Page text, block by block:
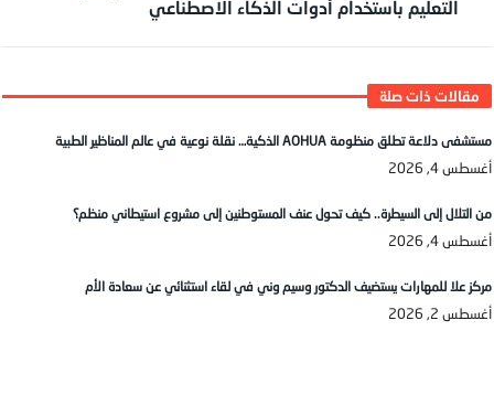
التعليم باستخدام أدوات الذكاء الاصطناعي
مستشفى دلاعة تطلق منظومة AOHUA الذكية… نقلة نوعية في عالم المناظير الطبية
أغسطس 4, 2026
من التلال إلى السيطرة.. كيف تحول عنف المستوطنين إلى مشروع استيطاني منظم؟
أغسطس 4, 2026
مركز علا للمهارات يستضيف الدكتور وسيم وني في لقاء استثنائي عن سعادة الأم
أغسطس 2, 2026